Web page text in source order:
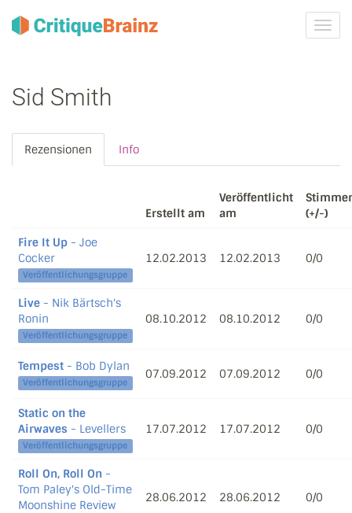
ein-/
Sid Smith
Rezensionen Info
Erstellt am
Veröffentlicht
am
(+/-)
Fire It Up - Joe
Cocker
Veröffentlichungsgruppe
12.02.2013 12.02.2013 0/0
Live - Nik Bärtsch's
Ronin
Veröffentlichungsgruppe
08.10.2012 08.10.2012 0/0
Tempest - Bob Dylan
Veröffentlichungsgruppe
07.09.2012 07.09.2012 0/0
Static on the
Airwaves - Levellers
Veröffentlichungsgruppe
17.07.2012 17.07.2012 0/0
Roll On, Roll On -
Tom Paley's Old-Time
Moonshine Review
28.06.2012 28.06.2012 0/0